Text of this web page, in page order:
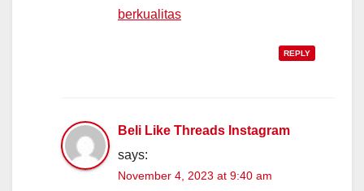
berkualitas
REPLY
Beli Like Threads Instagram
says:
November 4, 2023 at 9:40 am